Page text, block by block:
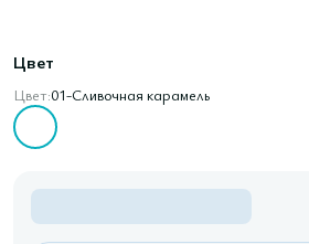
Цвет
Цвет:01-Сливочная карамель